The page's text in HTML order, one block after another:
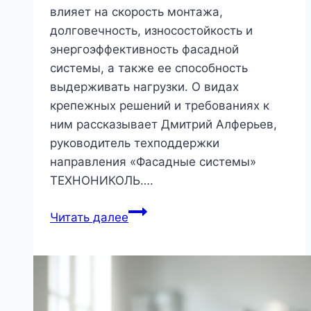
влияет на скорость монтажа,
долговечность, износостойкость и
энергоэффективность фасадной
системы, а также ее способность
выдерживать нагрузки. О видах
крепежных решений и требованиях к
ним рассказывает Дмитрий Алферьев,
руководитель техподдержки
направления «Фасадные системы»
ТЕХНОНИКОЛЬ….
Читать далееКрепление
навесных